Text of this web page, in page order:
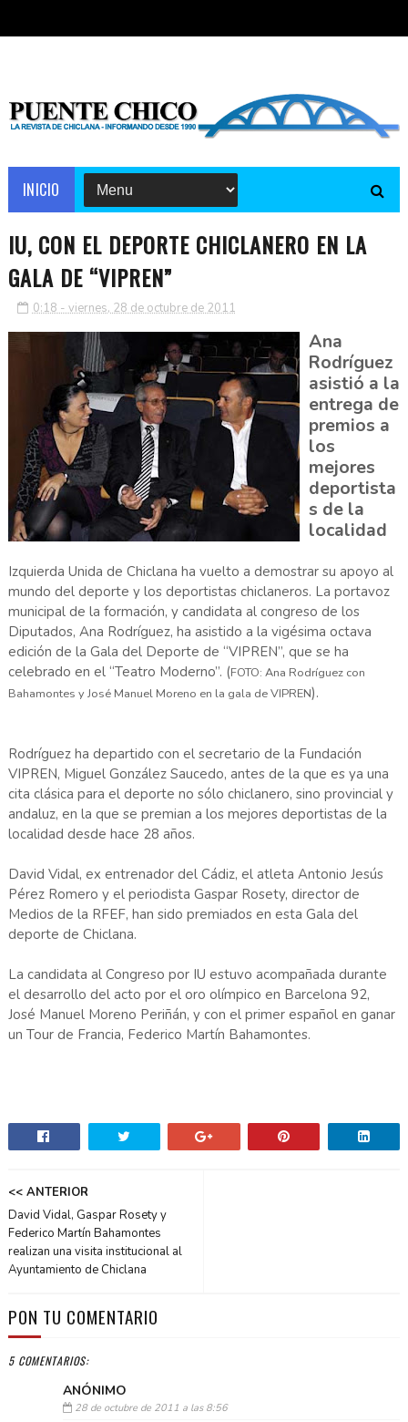
INICIO
IU, CON EL DEPORTE CHICLANERO EN LA
GALA DE “VIPREN”
0:18 - viernes, 28 de octubre de 2011
Ana
Rodríguez
asistió a la
entrega de
premios a
los
mejores
deportista
s de la
localidad
Izquierda Unida de Chiclana ha vuelto a demostrar su apoyo al
mundo del deporte y los deportistas chiclaneros. La portavoz
municipal de la formación, y candidata al congreso de los
Diputados, Ana Rodríguez, ha asistido a la vigésima octava
edición de la Gala del Deporte de “VIPREN”, que se ha
celebrado en el “Teatro Moderno”. (FOTO: Ana Rodríguez con
Bahamontes y José Manuel Moreno en la gala de VIPREN).
Rodríguez ha departido con el secretario de la Fundación
VIPREN, Miguel González Saucedo, antes de la que es ya una
cita clásica para el deporte no sólo chiclanero, sino provincial y
andaluz, en la que se premian a los mejores deportistas de la
localidad desde hace 28 años.
David Vidal, ex entrenador del Cádiz, el atleta Antonio Jesús
Pérez Romero y el periodista Gaspar Rosety, director de
Medios de la RFEF, han sido premiados en esta Gala del
deporte de Chiclana.
La candidata al Congreso por IU estuvo acompañada durante
el desarrollo del acto por el oro olímpico en Barcelona 92,
José Manuel Moreno Periñán, y con el primer español en ganar
un Tour de Francia, Federico Martín Bahamontes.
<< ANTERIOR
David Vidal, Gaspar Rosety y
Federico Martín Bahamontes
realizan una visita institucional al
Ayuntamiento de Chiclana
PON TU COMENTARIO
5 COMENTARIOS:
ANÓNIMO
28 de octubre de 2011 a las 8:56